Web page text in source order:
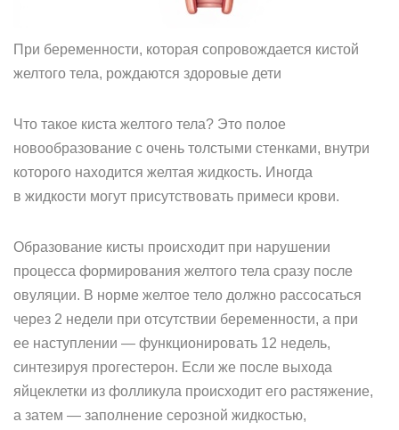
При беременности, которая сопровождается кистой
желтого тела, рождаются здоровые дети
Что такое киста желтого тела? Это полое
новообразование с очень толстыми стенками, внутри
которого находится желтая жидкость. Иногда
в жидкости могут присутствовать примеси крови.
Образование кисты происходит при нарушении
процесса формирования желтого тела сразу после
овуляции. В норме желтое тело должно рассосаться
через 2 недели при отсутствии беременности, а при
ее наступлении — функционировать 12 недель,
синтезируя прогестерон. Если же после выхода
яйцеклетки из фолликула происходит его растяжение,
а затем — заполнение серозной жидкостью,